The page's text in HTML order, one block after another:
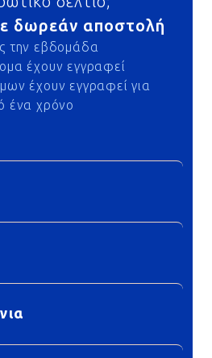
δωρεάν αποστολή
την εβδομάδα
έχουν εγγραφεί
έχουν εγγραφεί για
ένα χρόνο